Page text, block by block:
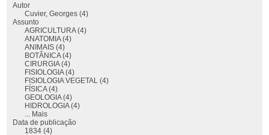
Autor
Cuvier, Georges (4)
Assunto
AGRICULTURA (4)
ANATOMIA (4)
ANIMAIS (4)
BOTÂNICA (4)
CIRURGIA (4)
FISIOLOGIA (4)
FISIOLOGIA VEGETAL (4)
FÍSICA (4)
GEOLOGIA (4)
HIDROLOGIA (4)
... Mais
Data de publicação
1834 (4)